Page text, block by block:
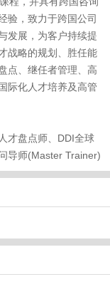
验，致力于跨国公司
发展，为客户持续提
战略的规划、胜任能
点、继任者管理、高
际化人才培养及高管
才盘点师、DDI全球
导师(Master Trainer)